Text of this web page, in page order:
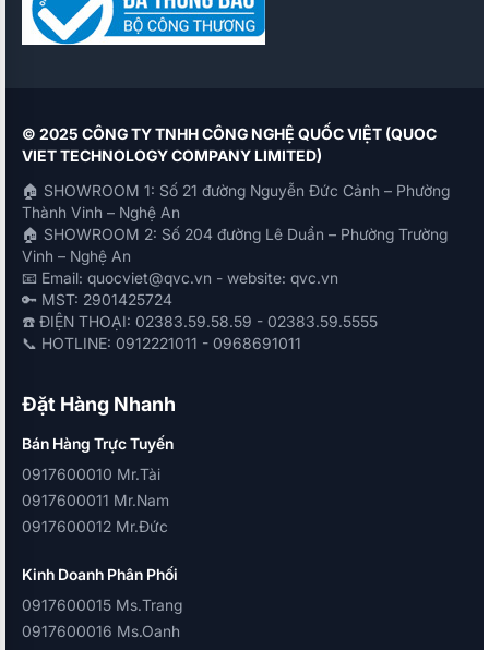
© 2025 CÔNG TY TNHH CÔNG NGHỆ QUỐC VIỆT (QUOC
VIET TECHNOLOGY COMPANY LIMITED)
🏠 SHOWROOM 1: Số 21 đường Nguyễn Đức Cảnh – Phường
Thành Vinh – Nghệ An
🏠 SHOWROOM 2: Số 204 đường Lê Duẩn – Phường Trường
Vinh – Nghệ An
📧 Email: quocviet@qvc.vn - website: qvc.vn
🔑 MST: 2901425724
☎️ ĐIỆN THOẠI: 02383.59.58.59 - 02383.59.5555
📞 HOTLINE: 0912221011 - 0968691011
Đặt Hàng Nhanh
Bán Hàng Trực Tuyến
0917600010 Mr.Tài
0917600011 Mr.Nam
0917600012 Mr.Đức
Kinh Doanh Phân Phối
0917600015 Ms.Trang
0917600016 Ms.Oanh